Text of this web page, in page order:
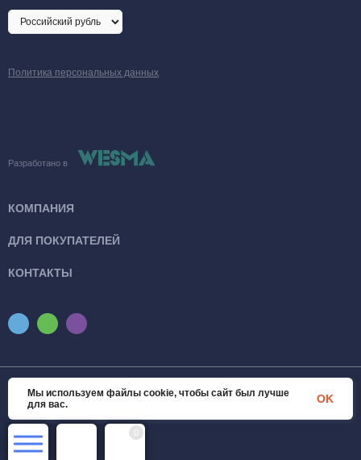
Политика персональных данных
Разработано в
КОМПАНИЯ
ДЛЯ ПОКУПАТЕЛЕЙ
КОНТАКТЫ
© 2026 SanTexWorld. Все права защищены
0
Мы используем файлы cookie, чтобы сайт был лучше
для вас.
OK